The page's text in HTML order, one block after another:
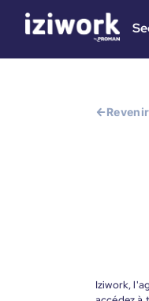
Iziwork,